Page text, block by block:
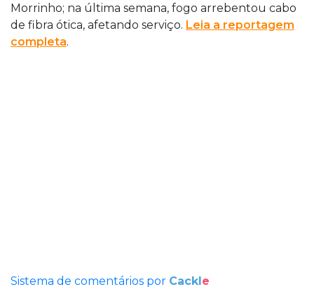
Morrinho; na última semana, fogo arrebentou cabo
de fibra ótica, afetando serviço. Leia a reportagem
completa.
Sistema de comentários por Cackle